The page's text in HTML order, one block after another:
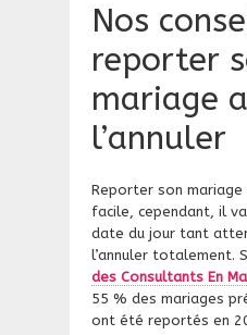
​Nos
reporter
mariage
l’annuler
Reporter son mariage
facile, cependant, il
date du jour tant
l’annuler totalement.
des Consultants En
55 % des mariages
ont été reportés en